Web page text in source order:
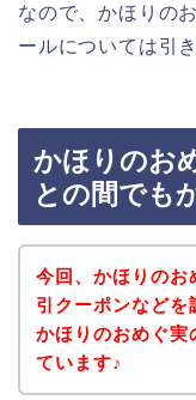
なので、かほりの
ールについては引
かほりのお
との間でも
今回、かほりのお
引クーポンなどを
かほりのおめぐ実
ています♪